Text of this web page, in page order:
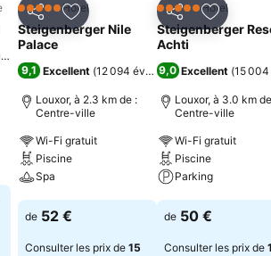
favoris
PartagerAjouter à mes favoris
5 Étoiles Hôtel
Steigenberger Nile
Palace
9,1 Excellent (12 094 évaluations)
Louxor, à 2.3 km de :
Centre-ville
Wi-Fi gratuit
Piscine
Spa
Consulter les prix
de 52 €
Consulter les prix de 15
PartagerAjouter
5 Étoiles Hôtel
Steigenberger
Achti
9,0 Excellent (15
Louxor, à 3.0 km
Centre-ville
Wi-Fi gratuit
Piscine
Parking
Consulter les
de 50 €
Consulter les prix de